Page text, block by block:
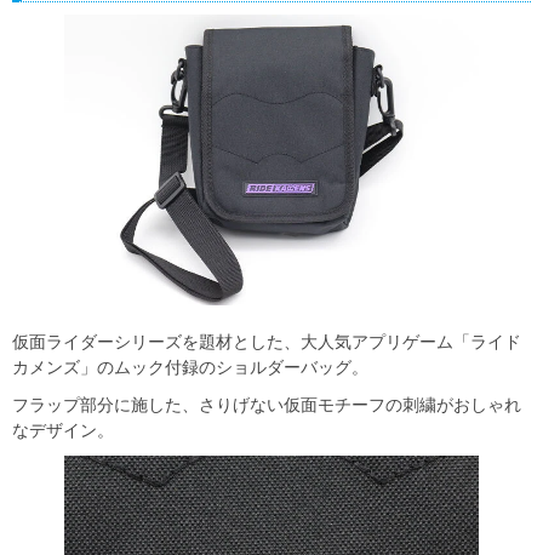
仮面ライダーシリーズを題材とした、大人気アプリゲーム「ライド
カメンズ」のムック付録のショルダーバッグ。
フラップ部分に施した、さりげない仮面モチーフの刺繍がおしゃれ
なデザイン。